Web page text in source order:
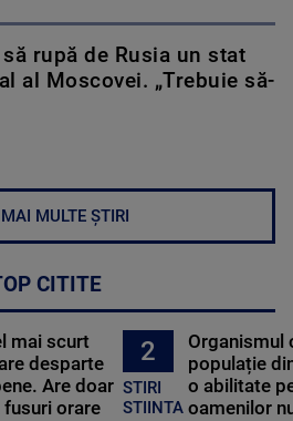
rupă de Rusia un stat
al Moscovei. „Trebuie să-
MULTE ȘTIRI
CITITE
mai scurt
desparte
Are doar
orare
2
STIRI
STIINTA
Organismul
populație
o abilitate
oamenilor